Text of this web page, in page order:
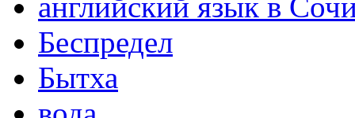
английский язык в
Беспредел
Бытха